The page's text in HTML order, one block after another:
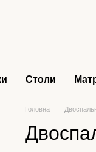
Столи
Головна